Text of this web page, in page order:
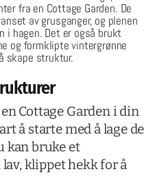
fra en Cottage Garden. De
av grusganger, og plenen
i hagen. Det er også brukt
og formklipte vintergrønne
skape struktur.
Cottage Garden i din
å starte med å lage de
kan bruke et
klippet hekk for å